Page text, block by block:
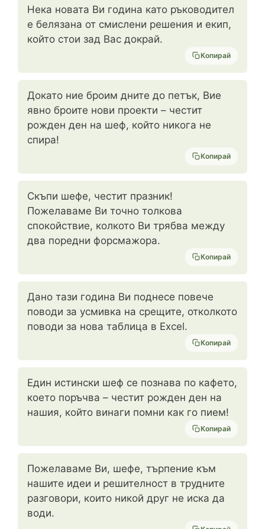
Нека новата Ви година като ръководител
е белязана от смислени решения и екип,
който стои зад Вас докрай.
Копирай
Докато ние броим дните до петък, Вие
явно броите нови проекти – честит
рожден ден на шеф, който никога не
спира!
Копирай
Скъпи шефе, честит празник!
Пожелаваме Ви точно толкова
спокойствие, колкото Ви трябва между
два поредни форсмажора.
Копирай
Дано тази година Ви поднесе повече
поводи за усмивка на срещите, отколкото
поводи за нова таблица в Excel.
Копирай
Един истински шеф се познава по кафето,
което поръчва – честит рожден ден на
нашия, който винаги помни как го пием!
Копирай
Пожелаваме Ви, шефе, търпение към
нашите идеи и решителност в трудните
разговори, които никой друг не иска да
води.